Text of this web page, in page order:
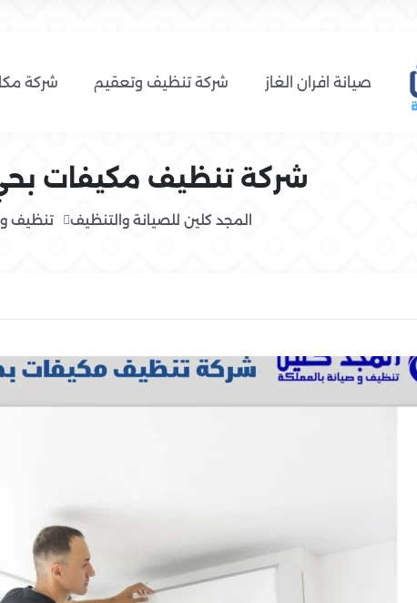
صيانة افران الغاز شركة تنظيف وتعقيم شركة
شركة تنظيف مكيفات
المجد كلين للصيانة والتنظيف تنظيف